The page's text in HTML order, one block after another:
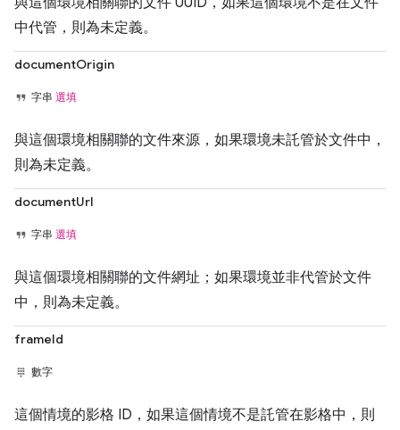
中代管，則為未定義。
documentOrigin
字串 選填
與這個環境相關聯的文件來源，如果環境未託管於文件中，
則為未定義。
documentUrl
字串 選填
與這個環境相關聯的文件網址；如果環境並非代管於文件
中，則為未定義。
frameId
數字
這個情境的影格 ID，如果這個情境不是託管在影格中，則